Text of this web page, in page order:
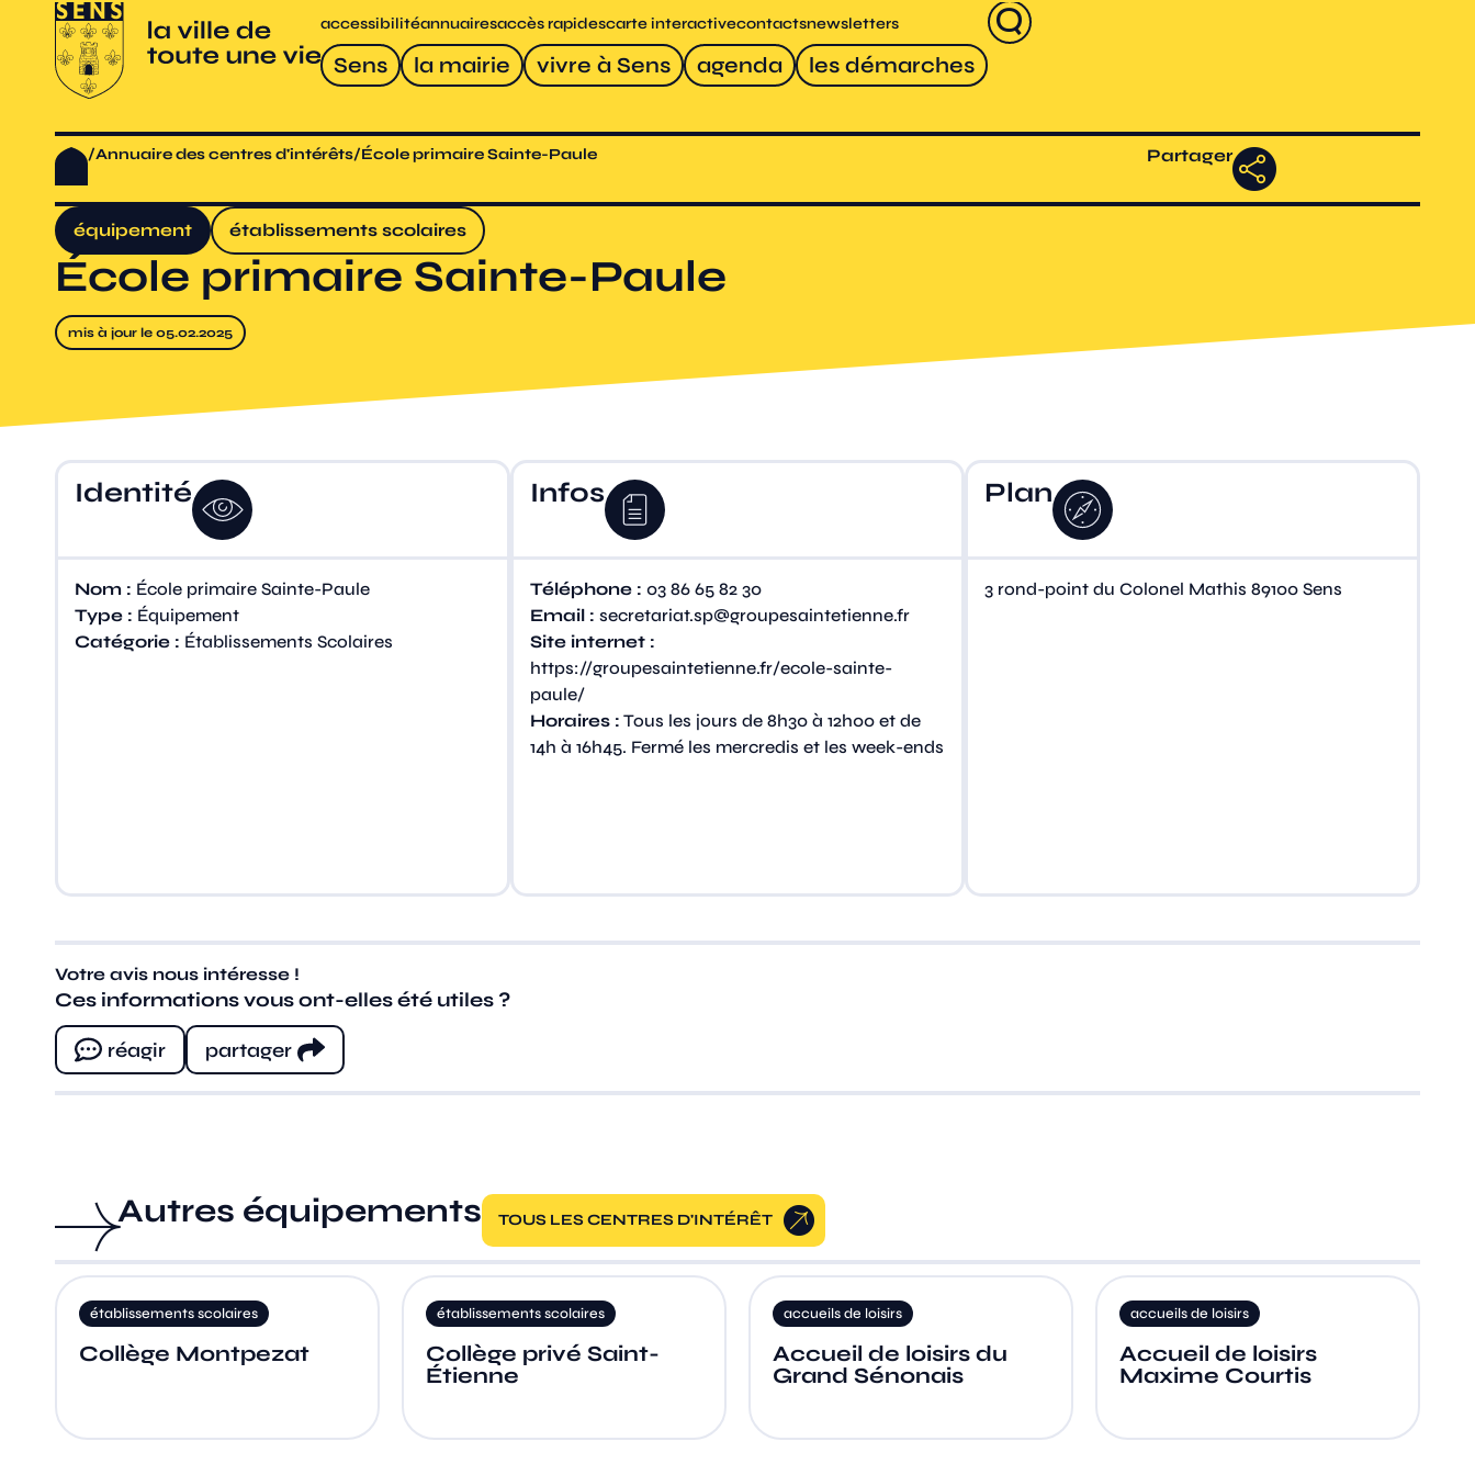
Sens la mairie vivre à Sens agenda les démarches
accessibilitéannuairesaccès rapidescarte interactivecontactsnewsletters
/Annuaire des centres d'intérêts/École primaire Sainte-Paule Partager
équipement établissements scolaires
École primaire Sainte-Paule
mis à jour le 05.02.2025
Identité
Nom : École primaire Sainte-Paule
Type : Équipement
Catégorie : Établissements Scolaires
Infos
Téléphone : 03 86 65 82 30
Email : secretariat.sp@groupesaintetienne.fr
Site internet :
https://groupesaintetienne.fr/ecole-sainte-
paule/
Horaires : Tous les jours de 8h30 à 12h00 et de
14h à 16h45. Fermé les mercredis et les week-ends
Plan
3 rond-point du Colonel Mathis 89100 Sens
Votre avis nous intéresse !
Ces informations vous ont-elles été utiles ?
réagir partager
Autres équipements TOUS LES CENTRES D'INTÉRÊT
scolaires
Montpezat
établissements scolaires
Collège privé Saint-
accueils de loisirs
Accueil de loisirs du
Grand Sénonais
accueils de loisirs
Accueil de loisirs
Maxime Courtis